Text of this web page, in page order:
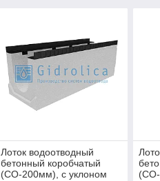
Лоток водоотводный
бетонный коробчатый
(СО-200мм), с уклоном
(СО-